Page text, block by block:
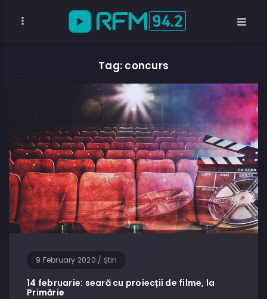
Tag: concurs
9 February 2020 / Știri
14 februarie: seară cu proiecții de filme, la
Primărie